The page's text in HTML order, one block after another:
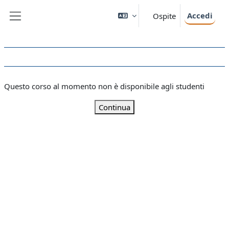
Ospite Accedi
Questo corso al momento non è disponibile agli studenti
Continua